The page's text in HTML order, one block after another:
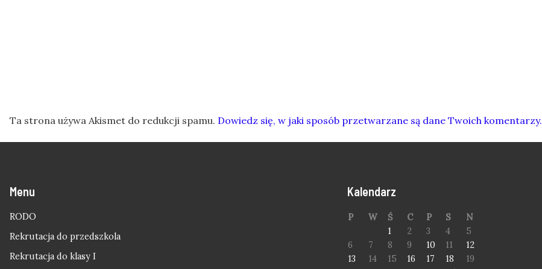
Ta strona używa Akismet do redukcji spamu. Dowiedz się, w jaki sposób przetwarzane są dane Twoich komentarzy.
Menu
RODO
Rekrutacja do przedszkola
Rekrutacja do klasy I
Kalendarz
P W Ś C P S
N
1
2 3 4
5
6
7 8 9 10 11
12
13
14 15 16 17 18
19